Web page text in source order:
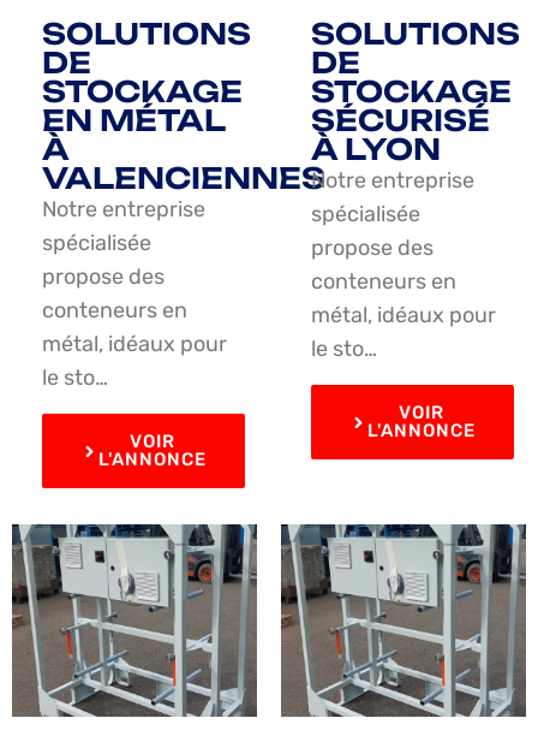
SOLUTIONS
DE
STOCKAGE
EN MÉTAL
À
VALENCIENNES
Notre entreprise
spécialisée
propose des
conteneurs en
métal, idéaux pour
le sto…
VOIR
L'ANNONCE
SOLUTIONS
DE
STOCKAGE
SÉCURISÉ
À LYON
Notre entreprise
spécialisée
propose des
conteneurs en
métal, idéaux pour
le sto…
VOIR
L'ANNONCE